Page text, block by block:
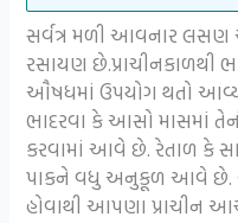
સર્વત્ર મળી આવનાર લસણ
રસાયણ છે.પ્રાચીનકાળથી
ઔષધમાં ઉપયોગ થતો
ભાદરવા કે આસો માસમાં
કરવામાં આવે છે. રેતાળ કે
પાકને વધુ અનુકૂળ આવે છે.
હોવાથી આપણા પ્રાચીન